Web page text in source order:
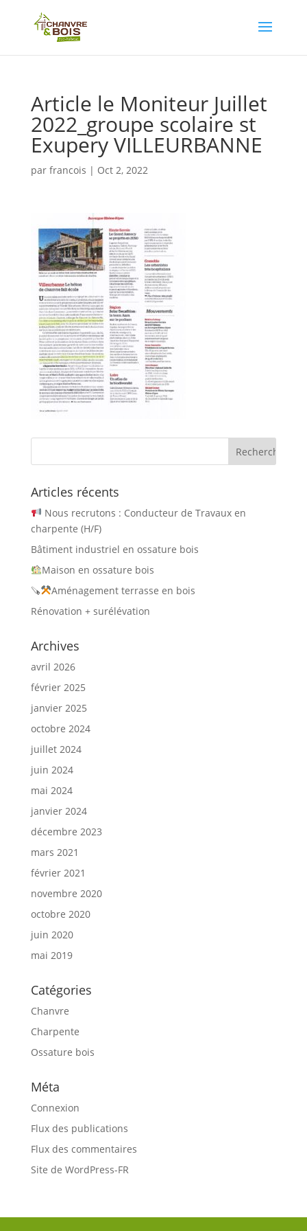
Article le Moniteur Juillet
2022_groupe scolaire st
Exupery VILLEURBANNE
par francois | Oct 2, 2022
Articles récents
Nous recrutons : Conducteur de Travaux en
charpente (H/F)
Bâtiment industriel en ossature bois
Maison en ossature bois
🪚
Aménagement terrasse en bois
Rénovation + surélévation
Archives
avril 2026
février 2025
janvier 2025
octobre 2024
juillet 2024
juin 2024
mai 2024
janvier 2024
décembre 2023
mars 2021
février 2021
novembre 2020
octobre 2020
juin 2020
mai 2019
Catégories
Chanvre
Charpente
Ossature bois
Méta
Connexion
Flux des publications
Flux des commentaires
Site de WordPress-FR